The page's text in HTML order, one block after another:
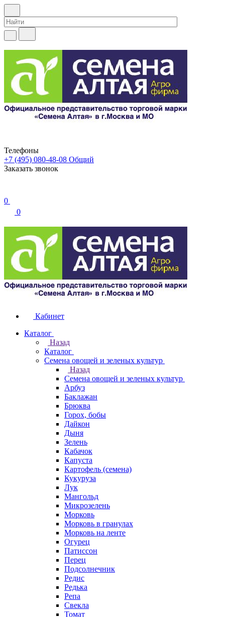
Телефоны
+7 (495) 080-48-08 Общий
Заказать звонок
0
0
Кабинет
Каталог
Назад
Каталог
Семена овощей и зеленых культур
Назад
Семена овощей и зеленых культур
Арбуз
Баклажан
Брюква
Горох, бобы
Дайкон
Дыня
Зелень
Кабачок
Капуста
Картофель (семена)
Кукуруза
Лук
Мангольд
Микрозелень
Морковь
Морковь в гранулах
Морковь на ленте
Огурец
Патиссон
Перец
Подсолнечник
Редис
Редька
Репа
Свекла
Томат